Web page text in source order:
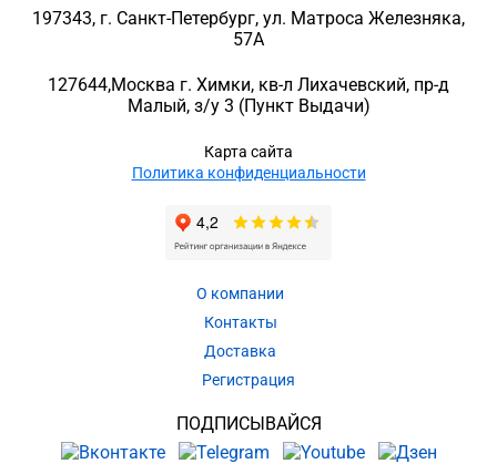
197343, г. Санкт-Петербург, ул. Матроса Железняка,
57A
127644,Москва г. Химки, кв-л Лихачевский, пр-д
Малый, з/у 3 (Пункт Выдачи)
Карта сайта
Политика конфиденциальности
О компании
Контакты
Доставка
Регистрация
ПОДПИСЫВАЙСЯ